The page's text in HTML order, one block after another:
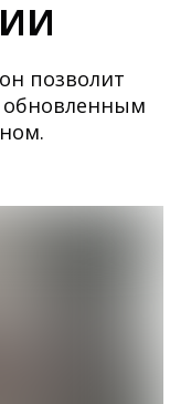
позволит
обновленным